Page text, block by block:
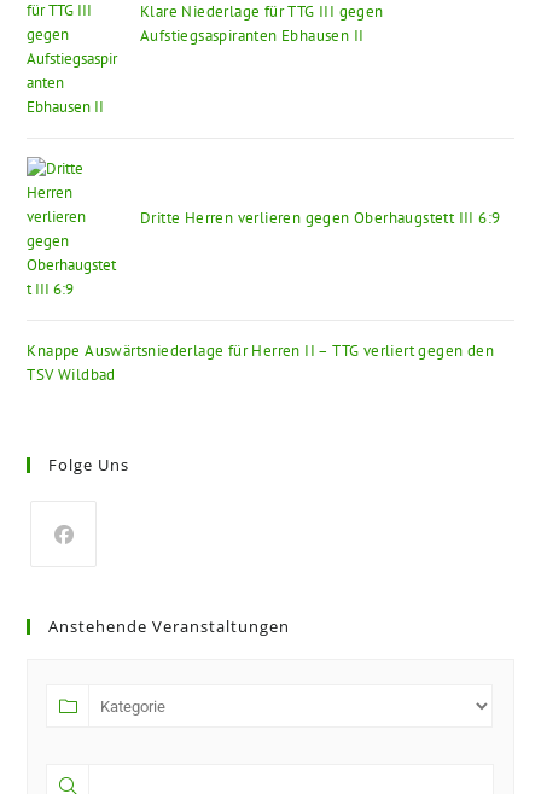
Klare Niederlage für TTG III gegen
Aufstiegsaspiranten Ebhausen II
Dritte Herren verlieren gegen Oberhaugstett III 6:9
Knappe Auswärtsniederlage für Herren II – TTG verliert gegen den
TSV Wildbad
Folge Uns
Anstehende Veranstaltungen